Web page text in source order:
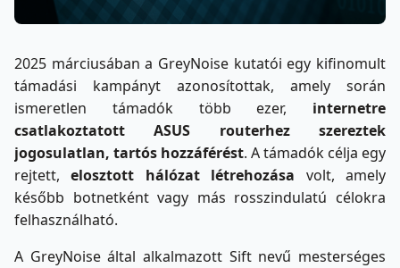
2025 márciusában a GreyNoise kutatói egy kifinomult
támadási kampányt azonosítottak, amely során
ismeretlen támadók több ezer, internetre
csatlakoztatott ASUS routerhez szereztek
jogosulatlan, tartós hozzáférést. A támadók célja egy
rejtett,elosztott hálózat létrehozása volt, amely
később botnetként vagy más rosszindulatú célokra
felhasználható.
A GreyNoise által alkalmazott Sift nevű mesterséges